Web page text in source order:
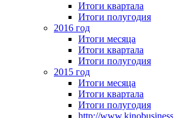
Итоги квартала
Итоги полугодия
2016 год
Итоги месяца
Итоги квартала
Итоги полугодия
2015 год
Итоги месяца
Итоги квартала
Итоги полугодия
http://